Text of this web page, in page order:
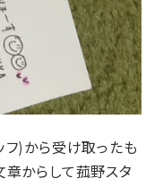
フ)から受け取ったも
章からして菰野スタ